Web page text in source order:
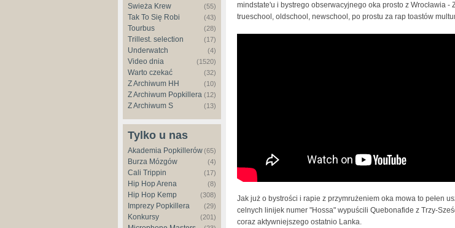
Świeża Krew (55)
Tak To Się Robi (43)
Tourbus (28)
Trillest. selection (17)
Underwatch (4)
Video dnia (1520)
Warto czekać (32)
Z Archiwum HH (10)
Z Archiwum Popkillera (12)
Z Archiwum S (13)
Tylko u nas
Akademia Popkillerów(65)
Burza Mózgów (4)
Cali Trippin (17)
Hip Hop Arena (8)
Hip Hop Kemp (308)
Imprezy Popkillera (29)
Konkursy (201)
mindstate'u i bystrego obserwacyjnego oka prosto z Wrocławia -
trueschool, oldschool, newschool, po prostu za rap toastów
Jak już o bystrości i rapie z przymrużeniem oka mowa to pełen
celnych linijek numer "Hossa" wypuścili Quebonafide z Trzy-
coraz aktywniejszego ostatnio Lanka.